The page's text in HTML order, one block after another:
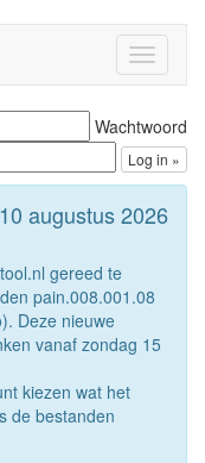
Toggle
Wachtwoord
augustus 2026
gereed te
pain.008.001.08
Deze nieuwe
vanaf zondag 15
kiezen wat het
de bestanden